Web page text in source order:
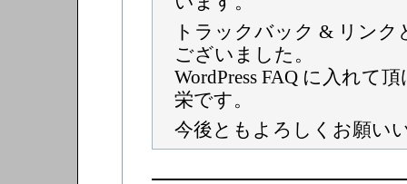
トラックバック & リン
ございました。
WordPress FAQ に入れて
栄です。
今後ともよろしくお願い